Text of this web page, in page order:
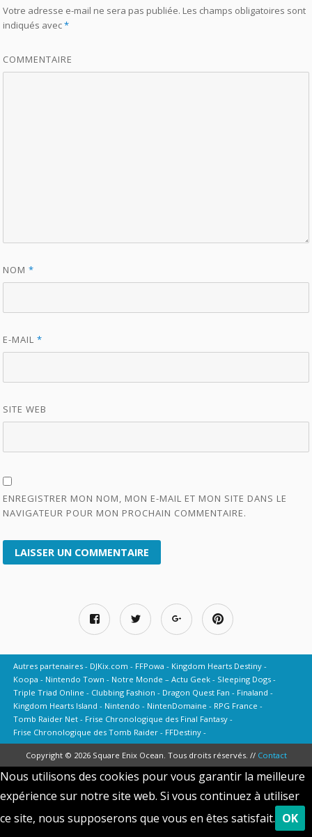
Votre adresse e-mail ne sera pas publiée. Les champs obligatoires sont
indiqués avec*
COMMENTAIRE
NOM*
E-MAIL*
SITE WEB
ENREGISTRER MON NOM, MON E-MAIL ET MON SITE DANS LE
NAVIGATEUR POUR MON PROCHAIN COMMENTAIRE.
Autres partenaires DJKix.com FFPowa
Kingdom Hearts Destiny
Koopa
Nintendo Town Notre Monde – Actu Geek
Sleeping Dogs
Triple Triad Online
Clubbing Fashion Dragon Quest Fan
Finaland
Kingdom Hearts Island
Nintendo NintenDomaine
RPG France
Tomb Raider Net
Frise Chronologique des Final Fantasy
Frise Chronologique des Tomb Raider
FFDestiny
Copyright © 2026 Square Enix Ocean. Tous droits réservés. // Contact
Nous utilisons des cookies pour vous garantir la meilleure
expérience sur notre site web. Si vous continuez à utiliser
ce site, nous supposerons que vous en êtes satisfait. OK